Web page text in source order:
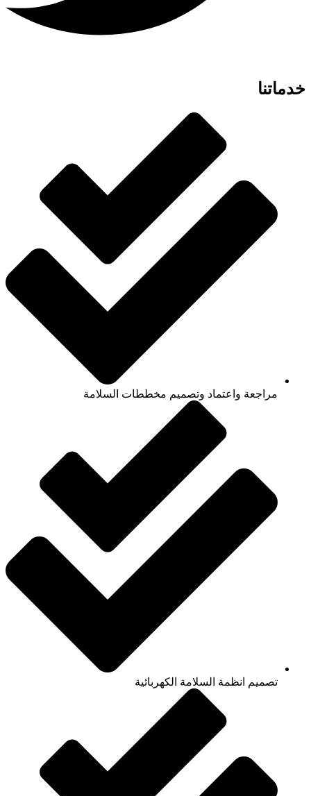
خدماتنا
مراجعة واعتماد وتصميم مخططات السلامة
تصميم انظمة السلامة الكهربائية